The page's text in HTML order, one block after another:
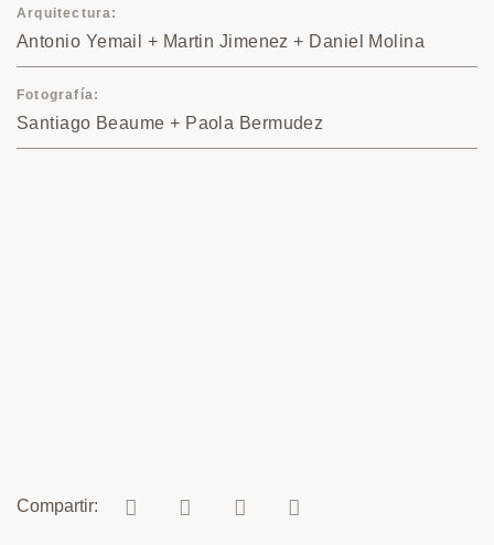
Arquitectura
Antonio Yemail + Martin Jimenez + Daniel Molina
Fotografía
Santiago Beaume + Paola Bermudez